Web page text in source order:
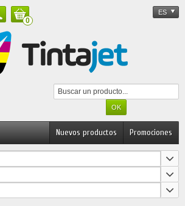
0
ES
Promociones
Nuevos productos